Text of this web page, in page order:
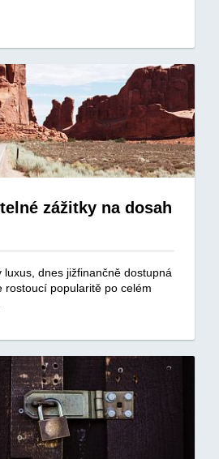
zážitky na dosah
luxus, dnes jižfinančně dostupná
rostoucí popularitě po celém